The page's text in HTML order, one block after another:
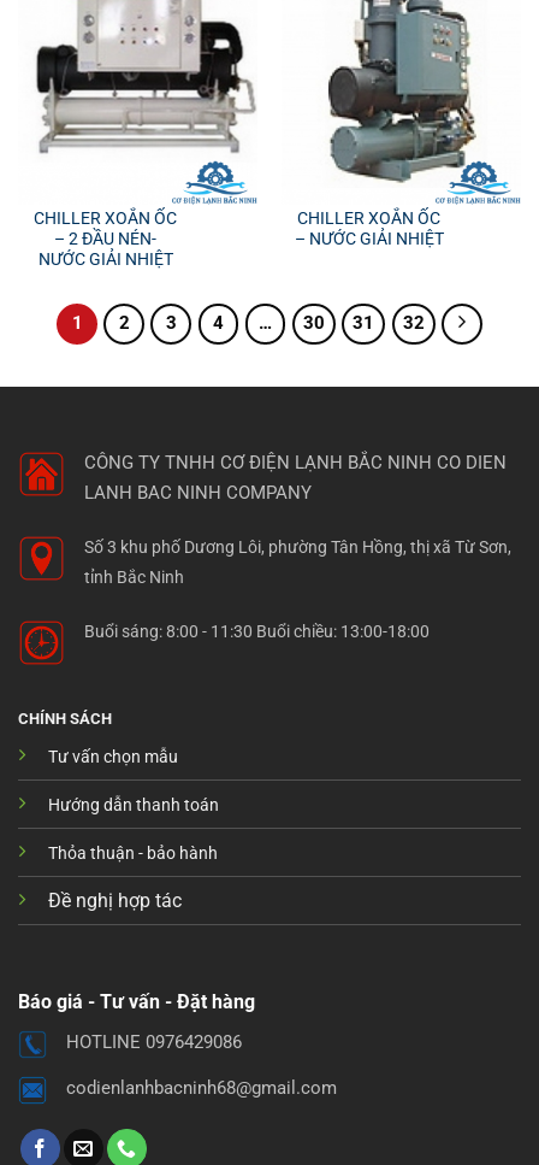
CHILLER XOẮN ỐC
– 2 ĐẦU NÉN-
NƯỚC GIẢI NHIỆT
CHILLER XOẮN ỐC
– NƯỚC GIẢI NHIỆT
1 2 3 4 … 30 31 32
CÔNG TY TNHH CƠ ĐIỆN LẠNH BẮC NINH CO DIEN
LANH BAC NINH COMPANY
Số 3 khu phố Dương Lôi, phường Tân Hồng, thị xã Từ Sơn,
tỉnh Bắc Ninh
Buổi sáng: 8:00 - 11:30 Buổi chiều: 13:00-18:00
CHÍNH SÁCH
Tư vấn chọn mẫu
Hướng dẫn thanh toán
Thỏa thuận - bảo hành
Đề nghị hợp tác
Báo giá - Tư vấn - Đặt hàng
HOTLINE 0976429086
codienlanhbacninh68@gmail.com